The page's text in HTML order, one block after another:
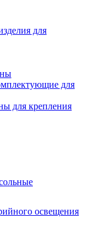
для
для
для крепления
освещения